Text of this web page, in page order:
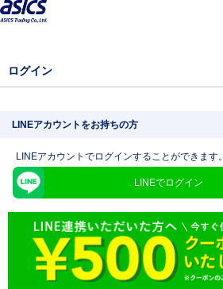
ログイン
LINEアカウントをお持ちの方
LINEアカウントでログインすることができます。
LINEでログイン